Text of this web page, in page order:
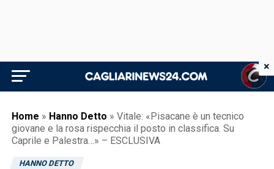
Home » Hanno Detto » Vitale: «Pisacane è un tecnico
giovane e la rosa rispecchia il posto in classifica. Su
Caprile e Palestra…» – ESCLUSIVA
HANNO DETTO
×